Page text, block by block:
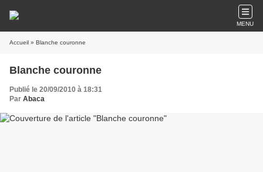
MENU
Accueil » Blanche couronne
Blanche couronne
Publié le 20/09/2010 à 18:31
Par Abaca